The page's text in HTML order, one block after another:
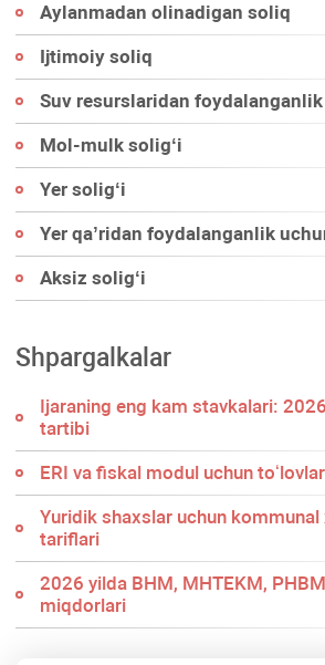
Aylanmadan olinadigan soliq
Ijtimoiy soliq
Suv resurslaridan
Mol-mulk soligʻi
Yer soligʻi
Yer qa’ridan foydalanganlik
Aksiz soligʻi
Shpargalkalar
Ijaraning eng kam stavkalari:
tartibi
ERI va fiskal modul uchun
Yuridik shaхslar uchun
tariflari
2026 yilda BHM, MHTEKM,
miqdorlari